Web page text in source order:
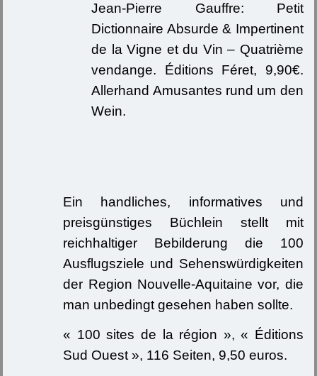
Jean-Pierre Gauffre: Petit
Dictionnaire Absurde & Impertinent
de la Vigne et du Vin – Quatrième
vendange. Éditions Féret, 9,90€.
Allerhand Amusantes rund um den
Wein.
Ein handliches, informatives und
preisgünstiges Büchlein stellt mit
reichhaltiger Bebilderung die 100
Ausflugsziele und Sehenswürdigkeiten
der Region Nouvelle-Aquitaine vor, die
man unbedingt gesehen haben sollte.
« 100 sites de la région », « Éditions
Sud Ouest », 116 Seiten, 9,50 euros.